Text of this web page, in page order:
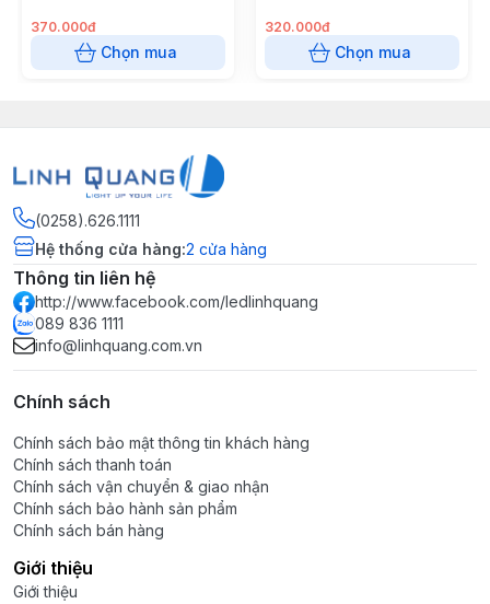
370.000đ
Chọn mua
320.000đ
Chọn mua
(0258).626.1111
Hệ thống cửa hàng:2 cửa hàng
Thông tin liên hệ
http://www.facebook.com/ledlinhquang
089 836 1111
info@linhquang.com.vn
Chính sách
Chính sách bảo mật thông tin khách hàng
Chính sách thanh toán
Chính sách vận chuyển & giao nhận
Chính sách bảo hành sản phẩm
Chính sách bán hàng
Giới thiệu
Giới thiệu